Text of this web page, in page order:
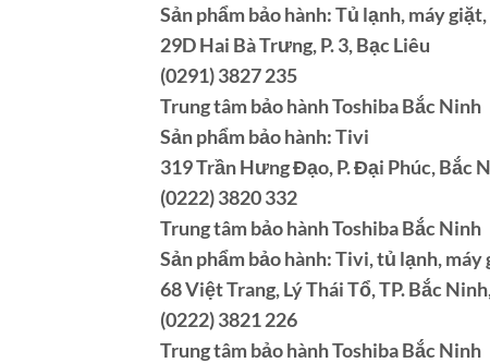
Sản phẩm bảo hành: Tủ lạnh, máy
29D Hai Bà Trưng, P. 3, Bạc Liêu
(0291) 3827 235
Trung tâm bảo hành Toshiba Bắc Ninh
Sản phẩm bảo hành: Tivi
319 Trần Hưng Đạo, P. Đại Phúc, Bắc
(0222) 3820 332
Trung tâm bảo hành Toshiba Bắc Ninh
Sản phẩm bảo hành: Tivi, tủ lạnh, máy
68 Việt Trang, Lý Thái Tổ, TP. Bắc
(0222) 3821 226
Trung tâm bảo hành Toshiba Bắc Ninh